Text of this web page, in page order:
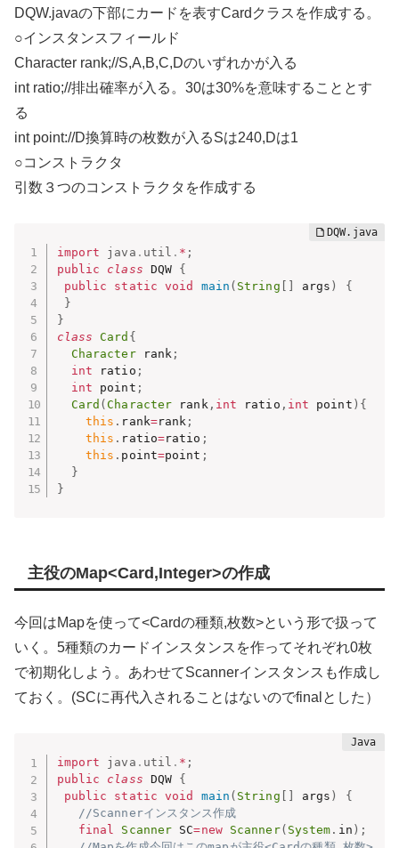
DQW.javaの下部にカードを表すCardクラスを作成する。
○インスタンスフィールド
Character rank;//S,A,B,C,Dのいずれかが入る
int ratio;//排出確率が入る。30は30%を意味することとす
る
int point://D換算時の枚数が入るSは240,Dは1
○コンストラクタ
引数３つのコンストラクタを作成する
import java . util . * ;
public
class DQW {
public
static void main ( String args )
{
}
}
class
Card {
Character rank ;
int ratio ;
int point ;
Card (Character rank, int ratio , int point ) {
this . rank=rank ;
this . ratio=ratio ;
this . point=point ;
}
}
主役のMap<Card,Integer>の作成
今回はMapを使って<Cardの種類,枚数>という形で扱って
いく。5種類のカードインスタンスを作ってそれぞれ0枚
で初期化しよう。あわせてScannerインスタンスも作成し
ておく。(SCに再代入されることはないのでfinalとした）
import java . util . * ;
public
class DQW {
public
static void main ( String args )
{
//Scannerインスタンス作成
final
Scanner SC=new Scanner( System . in ) ;